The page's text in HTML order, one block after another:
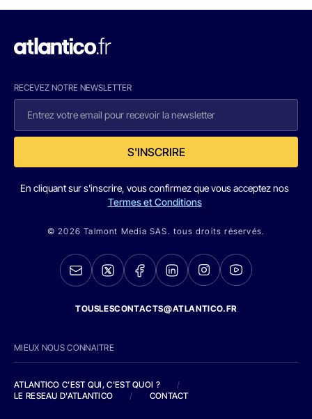
RECEVEZ NOTRE NEWSLETTER
S'INSCRIRE
En cliquant sur s'inscrire, vous confirmez que vous acceptez nos
Termes et Conditions
© 2026 Talmont Media SAS. tous droits réservés.
TOUSLESCONTACTS@ATLANTICO.FR
MIEUX NOUS CONNAITRE
ATLANTICO C'EST QUI, C'EST QUOI ?
/
LE RESEAU D'ATLANTICO
/ CONTACT